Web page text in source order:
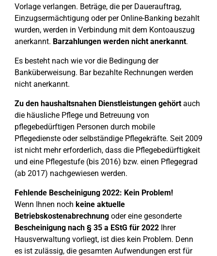
Vorlage verlangen. Beträge, die per Dauerauftrag,
Einzugsermächtigung oder per Online-Banking bezahlt
wurden, werden in Verbindung mit dem Kontoauszug
anerkannt. Barzahlungen werden nicht anerkannt.
Es besteht nach wie vor die Bedingung der
Banküberweisung. Bar bezahlte Rechnungen werden
nicht anerkannt.
Zu den haushaltsnahen Dienstleistungen gehörtauch
die häusliche Pflege und Betreuung von
pflegebedürftigen Personen durch mobile
Pflegedienste oder selbständige Pflegekräfte. Seit 2009
ist nicht mehr erforderlich, dass die Pflegebedürftigkeit
und eine Pflegestufe (bis 2016) bzw. einen Pflegegrad
(ab 2017) nachgewiesen werden.
Fehlende Bescheinigung 2022: Kein Problem!
Wenn Ihnen noch keine aktuelle
Betriebskostenabrechnung oder eine gesonderte
Bescheinigung nach § 35 a EStG für 2022 Ihrer
Hausverwaltung vorliegt, ist dies kein Problem. Denn
es ist zulässig, die gesamten Aufwendungen erst für